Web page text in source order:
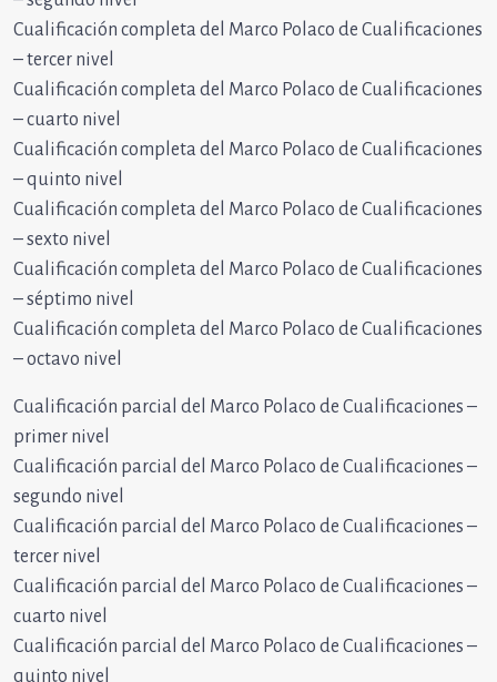
Cualificación completa del Marco Polaco de Cualificaciones
– tercer nivel
Cualificación completa del Marco Polaco de Cualificaciones
– cuarto nivel
Cualificación completa del Marco Polaco de Cualificaciones
– quinto nivel
Cualificación completa del Marco Polaco de Cualificaciones
– sexto nivel
Cualificación completa del Marco Polaco de Cualificaciones
– séptimo nivel
Cualificación completa del Marco Polaco de Cualificaciones
– octavo nivel
Cualificación parcial del Marco Polaco de Cualificaciones –
primer nivel
Cualificación parcial del Marco Polaco de Cualificaciones –
segundo nivel
Cualificación parcial del Marco Polaco de Cualificaciones –
tercer nivel
Cualificación parcial del Marco Polaco de Cualificaciones –
cuarto nivel
Cualificación parcial del Marco Polaco de Cualificaciones –
quinto nivel